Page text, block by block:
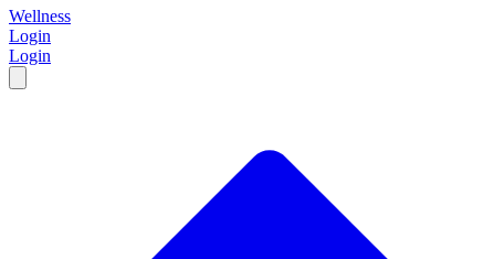
Wellness
Login
Login